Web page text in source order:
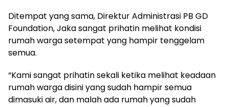
Ditempat yang sama, Direktur Administrasi PB GD
Foundation, Jaka sangat prihatin melihat kondisi
rumah warga setempat yang hampir tenggelam
semua.
“Kami sangat prihatin sekali ketika melihat keadaan
rumah warga disini yang sudah hampir semua
dimasuki air, dan malah ada rumah yang sudah